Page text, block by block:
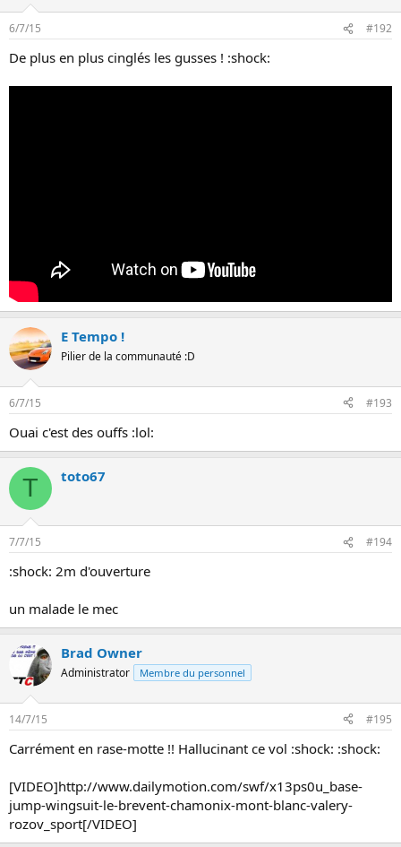
Eustace a pris au total quinze minutes.
6/7/15 #192
De plus en plus cinglés les gusses ! :shock:
E Tempo !
Pilier de la communauté :D
6/7/15 #193
Ouai c'est des ouffs :lol:
T toto67
7/7/15 #194
:shock: 2m d'ouverture
un malade le mec
Brad Owner
Administrator Membre du personnel
14/7/15 #195
Carrément en rase-motte !! Hallucinant ce vol :shock: :shock:
[VIDEO]http://www.dailymotion.com/swf/x13ps0u_base-
jump-wingsuit-le-brevent-chamonix-mont-blanc-valery-
rozov_sport[/VIDEO]